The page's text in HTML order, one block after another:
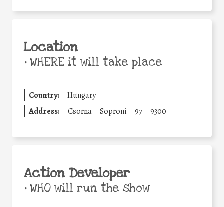
Location
•WHERE it will take place
Country:
Hungary
Address:
Csorna Soproni 97 9300
Action Developer
•WHO will run the show